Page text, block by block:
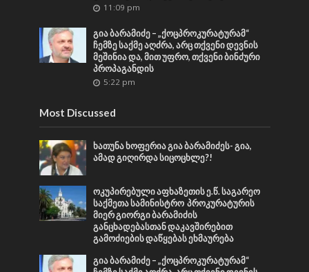
11:09 pm
გია ბარამიძე – „ქოცპროკურატურამ“
ჩემზე საქმე აღძრა, არც თქვენი დევნის
მეშინია და, მით უფრო, თქვენი ბინძური
პროპაგანდის
5:22 pm
Most Discussed
ხათუნა ხოფერია გია ბარამიძეს- გია,
ამად გიღირდა სიცოცხლე?!
ოკუპირებული აფხაზეთის ე.წ. საგარეო
საქმეთა სამინისტრო პროკურატურის
მიერ გიორგი ბარამიძის
განცხადებასთან დაკავშირებით
გამოძიების დაწყებას ეხმაურება
გია ბარამიძე – „ქოცპროკურატურამ“